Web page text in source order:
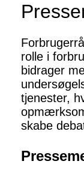
rolle i
bidrager
tjenester,
skabe